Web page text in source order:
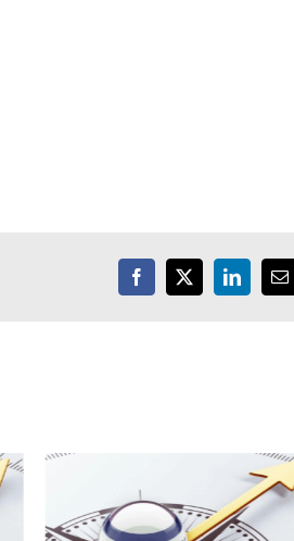
Facebook
X LinkedIn